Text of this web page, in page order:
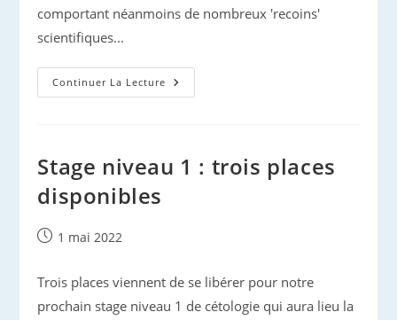
comportant néanmoins de nombreux 'recoins'
scientifiques...
Continuer La Lecture Pollutions
Sonores
Stage niveau 1 : trois places
disponibles
Publication
1 mai 2022
Trois places viennent de se libérer pour notre
prochain stage niveau 1 de cétologie qui aura lieu la